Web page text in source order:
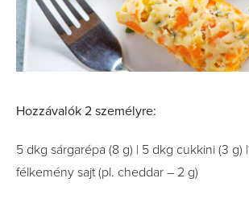
Hozzávalók 2 személyre:
5 dkg sárgarépa (8 g) | 5 dkg cukkini (3 g)
félkemény sajt (pl. cheddar – 2 g)